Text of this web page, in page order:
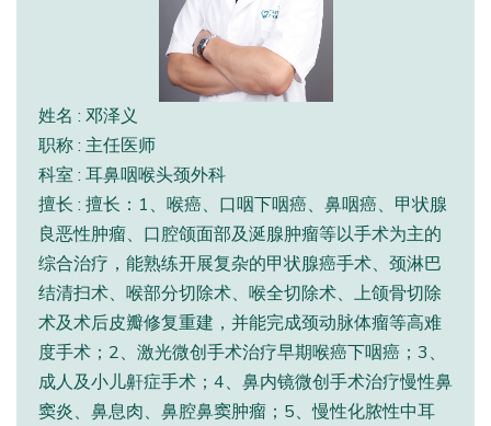
姓名 : 邓泽义
职称 : 主任医师
科室 : 耳鼻咽喉头颈外科
擅长 : 擅长：1、喉癌、口咽下咽癌、鼻咽癌、甲状腺
良恶性肿瘤、口腔颌面部及涎腺肿瘤等以手术为主的
综合治疗，能熟练开展复杂的甲状腺癌手术、颈淋巴
结清扫术、喉部分切除术、喉全切除术、上颌骨切除
术及术后皮瓣修复重建，并能完成颈动脉体瘤等高难
度手术；2、激光微创手术治疗早期喉癌下咽癌；3、
成人及小儿鼾症手术；4、鼻内镜微创手术治疗慢性鼻
窦炎、鼻息肉、鼻腔鼻窦肿瘤；5、慢性化脓性中耳